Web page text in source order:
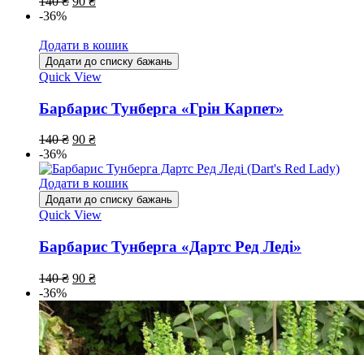
-36%
Додати в кошик
Додати до списку бажань
Quick View
Барбарис Тунберга «Грін Карпет»
140₴ 90 ₴
-36%
Додати в кошик
Додати до списку бажань
Quick View
Барбарис Тунберга «Дартс Ред Леді»
140₴ 90 ₴
-36%